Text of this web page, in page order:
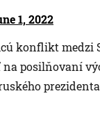
1, 2022
konflikt
posilňovaní